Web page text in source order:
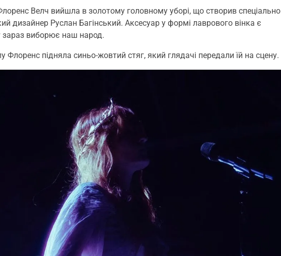
Велч вийшла в золотому головному уборі, що створив спеціально
дизайнер Руслан Багінський. Аксесуар у формі лаврового вінка є
виборює наш народ.
Флоренс підняла синьо-жовтий стяг, який глядачі передали їй на сцену.